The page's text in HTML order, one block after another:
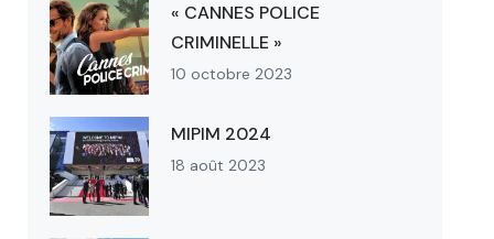
« CANNES POLICE
CRIMINELLE »
10 octobre 2023
MIPIM 2024
18 août 2023